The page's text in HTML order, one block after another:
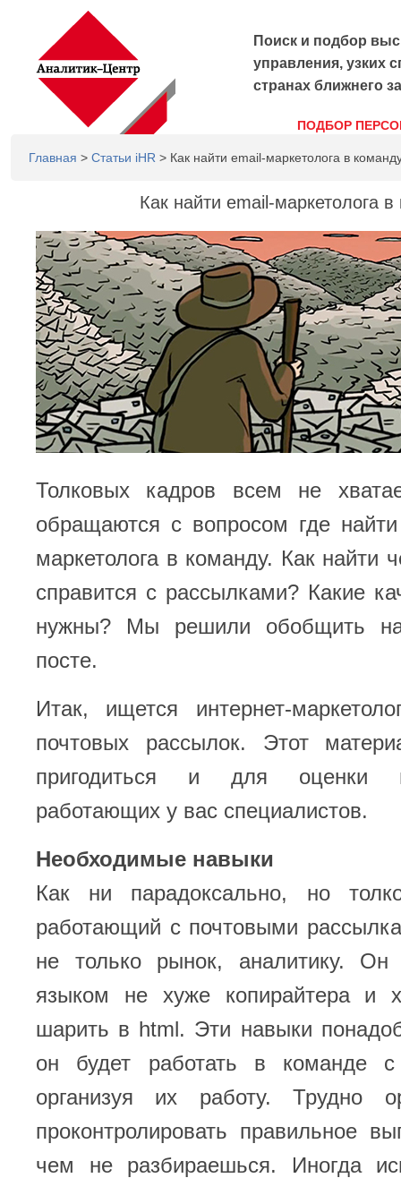
Поиск и подбор
управления, узких
странах ближнего
ПОДБОР
Главная > Статьи iHR > Как найти email-маркетолога в
Как найти email-маркетолога
Толковых кадров всем не
обращаются с вопросом где найти
маркетолога в команду. Как найти
справится с рассылками? Какие
нужны? Мы решили обобщить
посте.
Итак, ищется интернет-
почтовых рассылок. Этот
пригодиться и для оценки
работающих у вас специалистов.
Необходимые навыки
Как ни парадоксально, но
работающий с почтовыми
не только рынок, аналитику. Он
языком не хуже копирайтера и
шарить в html. Эти навыки
он будет работать в команде
организуя их работу. Трудно
проконтролировать правильное
чем не разбираешься. Иногда